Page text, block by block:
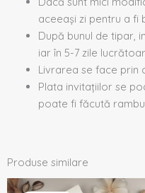
aceeași zi pentru a fi
După bunul de tipar,
iar în 5-7 zile
Livrarea se face prin
Plata invitațiilor se
poate fi făcută
Produse similare
Prețul
Prețul